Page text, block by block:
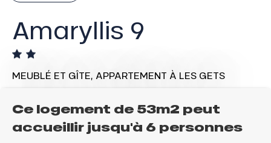
Amaryllis 9
MEUBLÉ ET GÎTE, APPARTEMENT À LES GETS
Ce logement de 53m2 peut
accueillir jusqu'à 6 personnes